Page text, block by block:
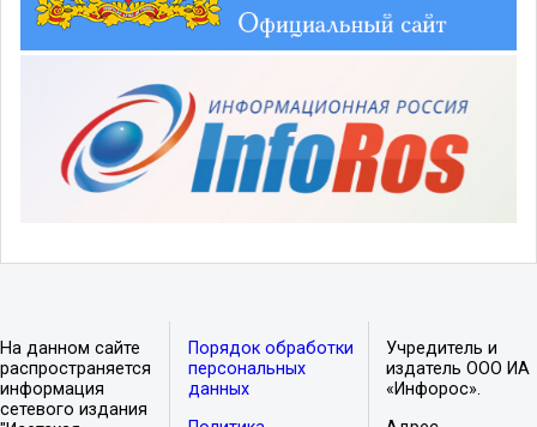
На данном сайте
распространяется
информация
сетевого издания
Порядок обработки
персональных
данных
Учредитель и
издатель ООО ИА
«Инфорос».